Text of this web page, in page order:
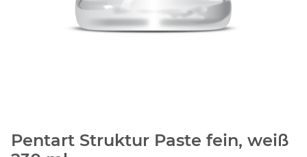
Pentart Struktur Paste fein, weiß